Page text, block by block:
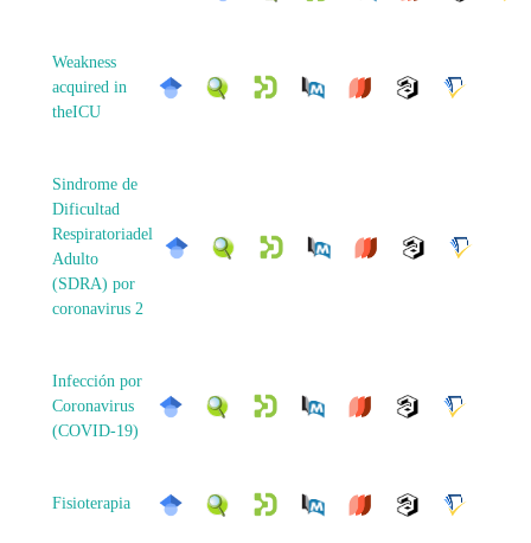
Weakness
acquired in
theICU
Sindrome de
Dificultad
Respiratoriadel
Adulto
(SDRA) por
coronavirus 2
Infección por
Coronavirus
(COVID-19)
Fisioterapia